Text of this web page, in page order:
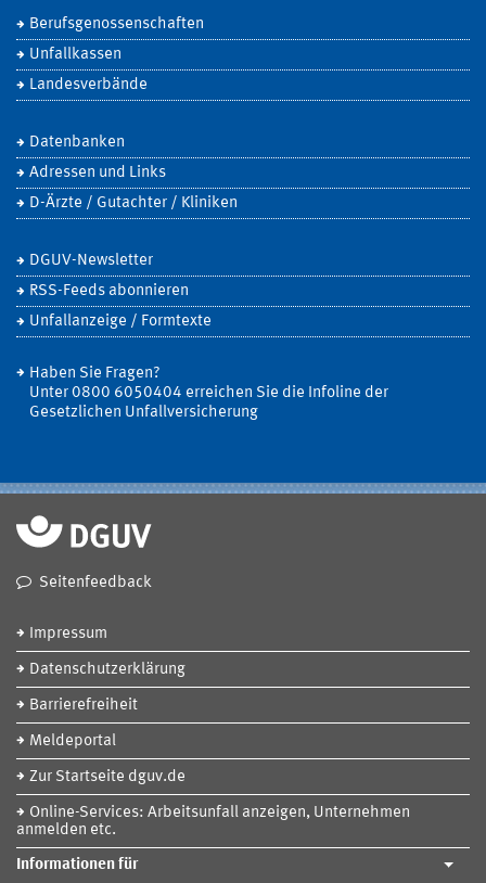
Berufsgenossenschaften
Unfallkassen
Landesverbände
Datenbanken
Adressen und Links
D-Ärzte / Gutachter / Kliniken
DGUV-Newsletter
RSS-Feeds abonnieren
Unfallanzeige / Formtexte
Haben Sie Fragen?
Unter 0800 6050404 erreichen Sie die Infoline der
Gesetzlichen Unfallversicherung
Seitenfeedback
Impressum
Datenschutzerklärung
Barrierefreiheit
Meldeportal
Zur Startseite dguv.de
Online-Services: Arbeitsunfall anzeigen, Unternehmen
anmelden etc.
Informationen für